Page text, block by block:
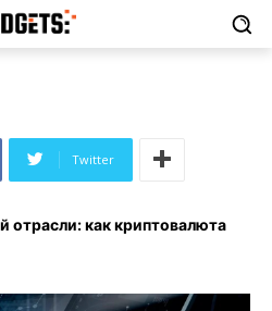
Twitter
отрасли: как криптовалюта